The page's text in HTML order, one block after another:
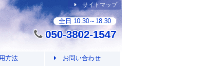
全日 10:30～18:30
050-3802-1547
サイトマップ
方法 お問い合わせ